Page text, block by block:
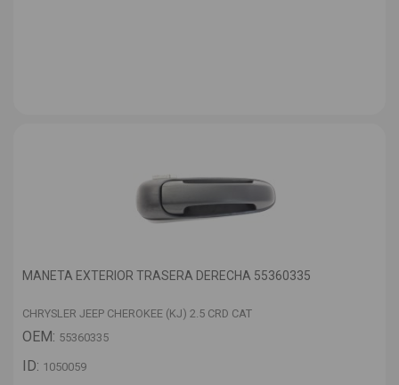
MANETA EXTERIOR TRASERA DERECHA 55360335
CHRYSLER JEEP CHEROKEE (KJ) 2.5 CRD CAT
OEM: 55360335
ID: 1050059